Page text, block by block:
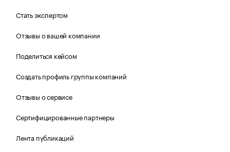
Стать экспертом
Отзывы о вашей компании
Поделиться кейсом
Создать профиль группы компаний
Отзывы о сервисе
Сертифицированные партнеры
Лента публикаций